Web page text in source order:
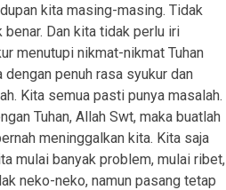
kita masing-masing. Tidak
benar. Dan kita tidak perlu iri
menutupi nikmat-nikmat Tuhan
penuh rasa syukur dan
Kita semua pasti punya masalah.
Tuhan, Allah Swt, maka buatlah
meninggalkan kita. Kita saja
mulai banyak problem, mulai ribet,
neko-neko, namun pasang tetap